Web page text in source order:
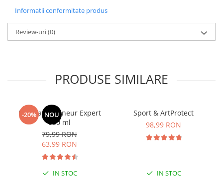
Informatii conformitate produs
Review-uri(0)
PRODUSE SIMILARE
-20% NOU
Manhaē Draineur Expert
500 ml
79,99 RON
63,99 RON
IN STOC
Sport & ArtProtect
98,99 RON
IN STOC